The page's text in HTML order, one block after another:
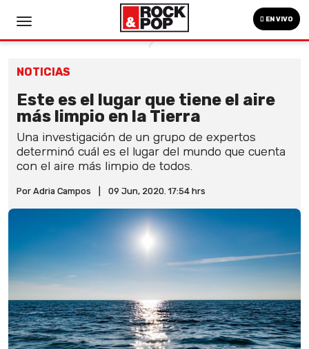
EN VIVO
NOTICIAS
Este es el lugar que tiene el aire
más limpio en la Tierra
Una investigación de un grupo de expertos
determinó cuál es el lugar del mundo que cuenta
con el aire más limpio de todos.
Por Adria Campos 09 Jun, 2020. 17:54 hrs